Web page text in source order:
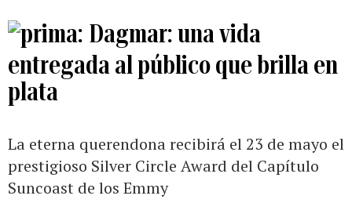
Dagmar: una vida
entregada al público que brilla en
plata
La eterna querendona recibirá el 23 de mayo el
prestigioso Silver Circle Award del Capítulo
Suncoast de los Emmy